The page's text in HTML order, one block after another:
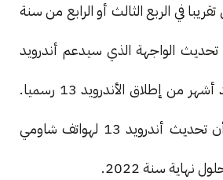
في الربع الثالث أو الرابع من سنة
أن تحديث الواجهة الذي سيدعم أندرويد
13 سيكون متاح بعد أشهر من إطلاق الأندرويد 13 رسميا.
لذلك، يمكننا القول أن تحديث أندرويد 13 لهواتف شاومي
نهاية سنة 2022.